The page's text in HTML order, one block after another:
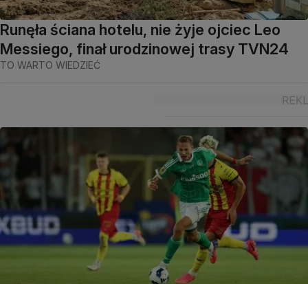
Runęła ściana hotelu, nie żyje ojciec Leo
Messiego, finał urodzinowej trasy TVN24
TO WARTO WIEDZIEĆ